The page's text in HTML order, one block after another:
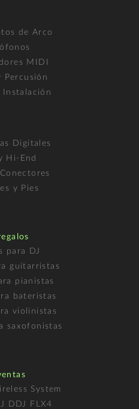
de Arco
MIDI
Percusión
Instalación
Digitales
Hi-End
y Pies
para DJ
guitarristas
pianistas
bateristas
violinistas
saxofonistas
System
DDJ FLX4